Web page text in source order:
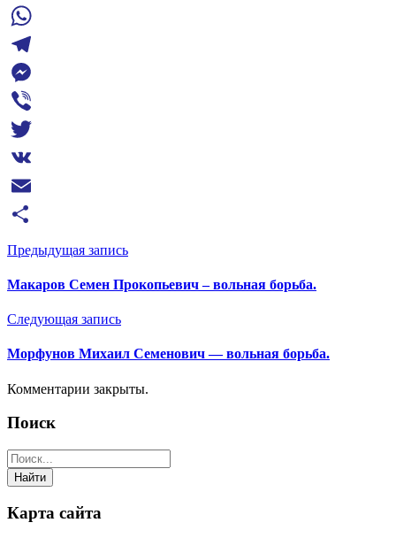
Facebook
WhatsApp
Telegram
Messenger
Viber
Twitter
VK
Email
Отправить
Предыдущая запись
Макаров Семен Прокопьевич – вольная борьба.
Следующая запись
Морфунов Михаил Семенович — вольная борьба.
Комментарии закрыты.
Поиск
Карта сайта